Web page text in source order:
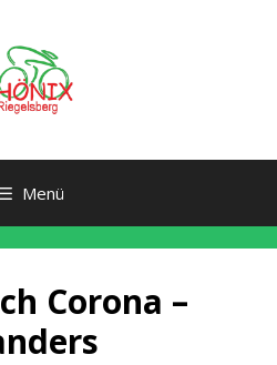
Menü
Corona –